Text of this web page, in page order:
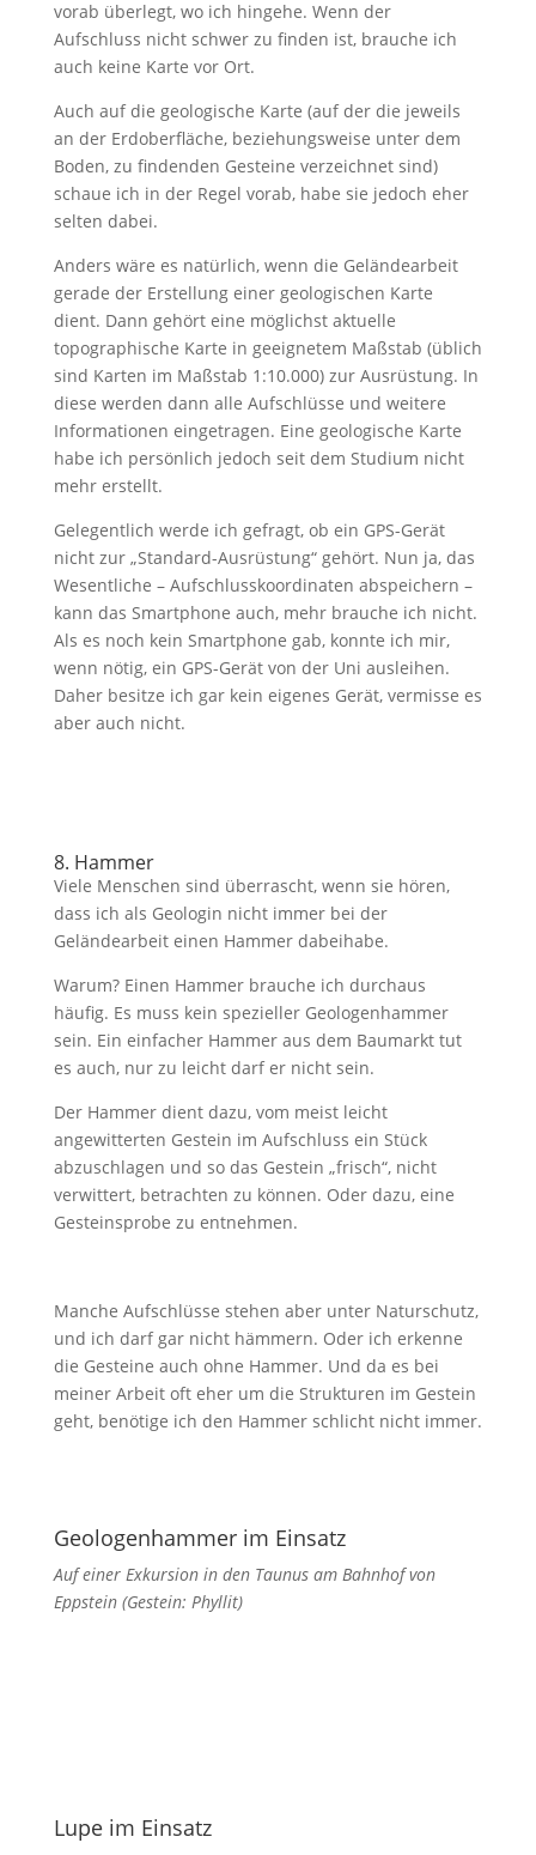
vorab überlegt, wo ich hingehe. Wenn der
Aufschluss nicht schwer zu finden ist, brauche ich
auch keine Karte vor Ort.
Auch auf die geologische Karte (auf der die jeweils
an der Erdoberfläche, beziehungsweise unter dem
Boden, zu findenden Gesteine verzeichnet sind)
schaue ich in der Regel vorab, habe sie jedoch eher
selten dabei.
Anders wäre es natürlich, wenn die Geländearbeit
gerade der Erstellung einer geologischen Karte
dient. Dann gehört eine möglichst aktuelle
topographische Karte in geeignetem Maßstab (üblich
sind Karten im Maßstab 1:10.000) zur Ausrüstung. In
diese werden dann alle Aufschlüsse und weitere
Informationen eingetragen. Eine geologische Karte
habe ich persönlich jedoch seit dem Studium nicht
mehr erstellt.
Gelegentlich werde ich gefragt, ob ein GPS-Gerät
nicht zur „Standard-Ausrüstung“ gehört. Nun ja, das
Wesentliche – Aufschlusskoordinaten abspeichern –
kann das Smartphone auch, mehr brauche ich nicht.
Als es noch kein Smartphone gab, konnte ich mir,
wenn nötig, ein GPS-Gerät von der Uni ausleihen.
Daher besitze ich gar kein eigenes Gerät, vermisse es
aber auch nicht.
8. Hammer
Viele Menschen sind überrascht, wenn sie hören,
dass ich als Geologin nicht immer bei der
Geländearbeit einen Hammer dabeihabe.
Warum? Einen Hammer brauche ich durchaus
häufig. Es muss kein spezieller Geologenhammer
sein. Ein einfacher Hammer aus dem Baumarkt tut
es auch, nur zu leicht darf er nicht sein.
Der Hammer dient dazu, vom meist leicht
angewitterten Gestein im Aufschluss ein Stück
abzuschlagen und so das Gestein „frisch“, nicht
verwittert, betrachten zu können. Oder dazu, eine
Gesteinsprobe zu entnehmen.
Manche Aufschlüsse stehen aber unter Naturschutz,
und ich darf gar nicht hämmern. Oder ich erkenne
die Gesteine auch ohne Hammer. Und da es bei
meiner Arbeit oft eher um die Strukturen im Gestein
geht, benötige ich den Hammer schlicht nicht immer.
Geologenhammer im Einsatz
Auf einer Exkursion in den Taunus am Bahnhof von
Eppstein (Gestein: Phyllit)
Lupe im Einsatz